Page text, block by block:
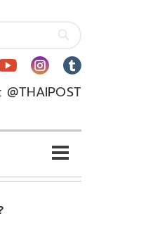
@THAIPOST